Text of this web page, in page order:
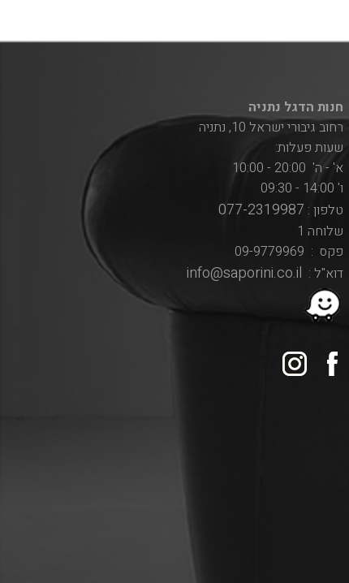
חנות הדגל נתניה
רחוב גיבורי ישראל 10, נתניה
שעות פעלות:
א' - ה' 20:00 - 10:00
ו' 14:00 - 09:30
טלפון : 077-2319987
שלוחה 1
פקס : 09-9779969
דוא"ל : info@saporini.co.il